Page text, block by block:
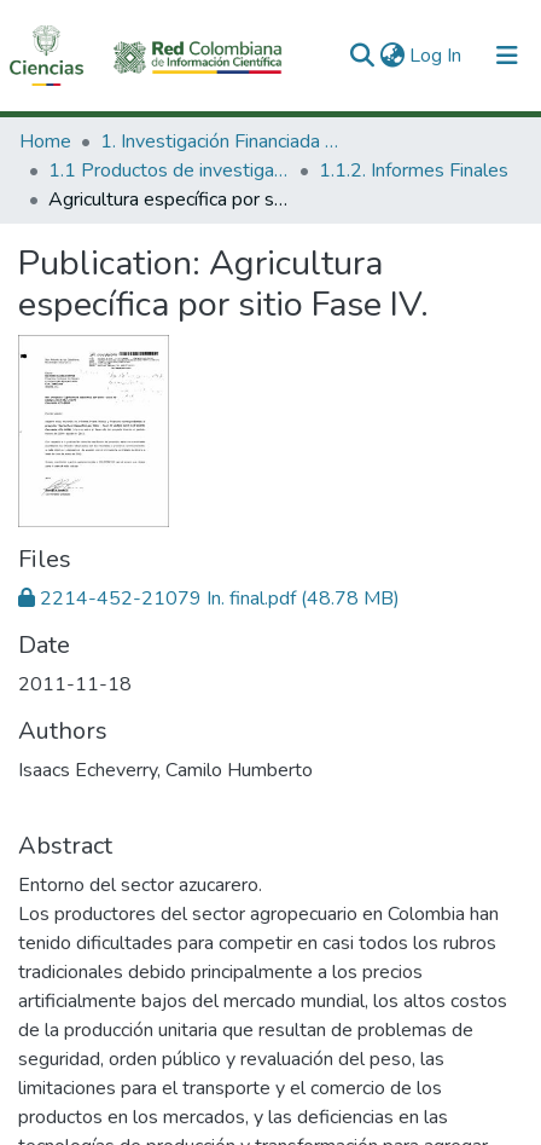
Log In (current)
Communities & Collections
All of DSpace
Home
1. Investigación Financiada con Recursos Públicos
1.1 Productos de investigación
1.1.2. Informes Finales
Agricultura específica por sitio Fase IV.
Publication: Agricultura
específica por sitio Fase IV.
Files
2214-452-21079 In. final.pdf(48.78 MB)
Date
2011-11-18
Authors
Isaacs Echeverry, Camilo Humberto
Abstract
Entorno del sector azucarero.
Los productores del sector agropecuario en Colombia han
tenido dificultades para competir en casi todos los rubros
tradicionales debido principalmente a los precios
artificialmente bajos del mercado mundial, los altos costos
de la producción unitaria que resultan de problemas de
seguridad, orden público y revaluación del peso, las
limitaciones para el transporte y el comercio de los
productos en los mercados, y las deficiencias en las